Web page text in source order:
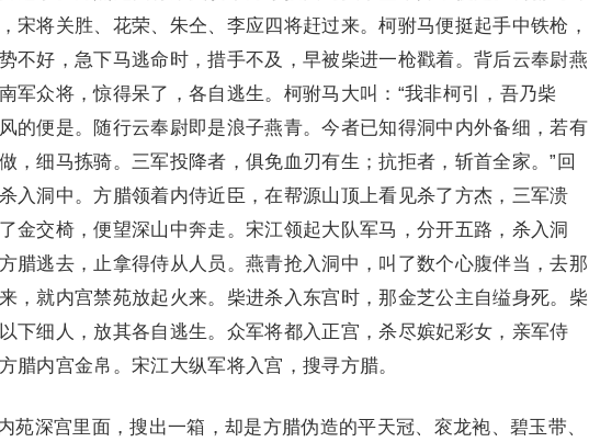
宋将关胜、花荣、朱仝、李应四将赶过来。柯驸马便挺起手中铁枪，
不好，急下马逃命时，措手不及，早被柴进一枪戳着。背后云奉尉燕
军众将，惊得呆了，各自逃生。柯驸马大叫：“我非柯引，吾乃柴
的便是。随行云奉尉即是浪子燕青。今者已知得洞中内外备细，若有
，细马拣骑。三军投降者，俱免血刃有生；抗拒者，斩首全家。”回
入洞中。方腊领着内侍近臣，在帮源山顶上看见杀了方杰，三军溃
金交椅，便望深山中奔走。宋江领起大队军马，分开五路，杀入洞
腊逃去，止拿得侍从人员。燕青抢入洞中，叫了数个心腹伴当，去那
，就内宫禁苑放起火来。柴进杀入东宫时，那金芝公主自缢身死。柴
下细人，放其各自逃生。众军将都入正宫，杀尽嫔妃彩女，亲军侍
腊内宫金帛。宋江大纵军将入宫，搜寻方腊。
深宫里面，搜出一箱，却是方腊伪造的平天冠、衮龙袍、碧玉带、